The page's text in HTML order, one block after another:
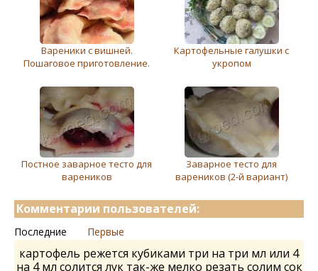
Вареники с вишней.
Пошаговое приготовление.
Картофельные галушки с
укропом
Постное заварное тесто для
вареников
Заварное тесто для
вареников (2-й вариант)
Комментарии пользователей:
Последние Первые
картофель режется кубиками три на три мл или 4
на 4 мл солится лук так-же мелко резать солим сок